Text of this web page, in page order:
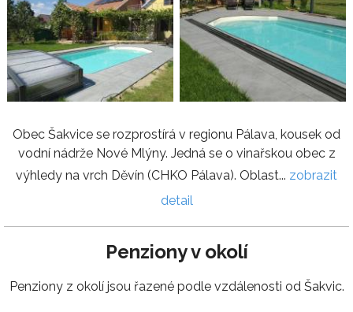
Obec Šakvice se rozprostírá v regionu Pálava, kousek od
vodní nádrže Nové Mlýny. Jedná se o vinařskou obec z
výhledy na vrch Děvín (CHKO Pálava). Oblast... zobrazit
detail
Penziony v okolí
Penziony z okolí jsou řazené podle vzdálenosti od Šakvic.